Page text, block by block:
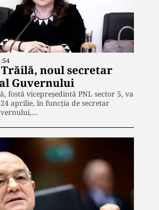
noul secretar
Guvernului
fostă vicepreședintă PNL sector 5, va
aprilie, în funcția de secretar